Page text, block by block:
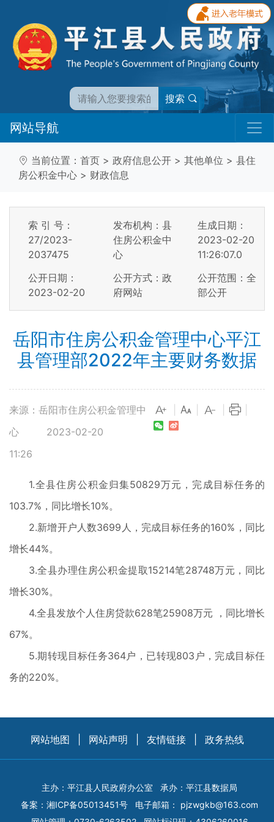
搜索
网站导航
当前位置： 首页 > 政府信息公开 > 其他单位 > 县住
房公积金中心 > 财政信息
索 引 号：
27/2023-
2037475
发布机构：县
住房公积金中
心
生成日期：
2023-02-20
11:26:07.0
公开日期：
2023-02-20
公开方式：政
府网站
公开范围：全
部公开
岳阳市住房公积金管理中心平江
县管理部2022年主要财务数据
来源：岳阳市住房公积金管理中
心
2023-02-20
11:26
1.全县住房公积金归集50829万元，完成目标任务的
103.7%，同比增长10%。
2.新增开户人数3699人，完成目标任务的160%，同比
增长44%。
3.全县办理住房公积金提取15214笔28748万元，同比
增长30%。
4.全县发放个人住房贷款628笔25908万元 ，同比增长
67%。
5.期转现目标任务364户，已转现803户，完成目标任
务的220%。
网站地图 网站声明 友情链接 政务热线
主办：平江县人民政府办公室
承办：平江县数据局
备案： 湘ICP备05013451号 电子邮箱： pjzwgkb@163.com